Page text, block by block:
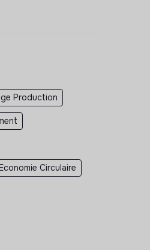
Production
Circulaire